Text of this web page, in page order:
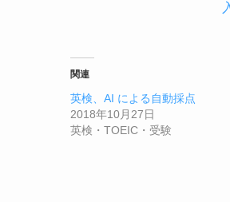
関連
英検、AI による自動採点
2018年10月27日
英検・TOEIC・受験